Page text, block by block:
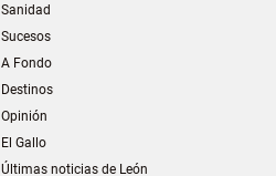
Sanidad
Sucesos
A Fondo
Destinos
Opinión
El Gallo
Últimas noticias de León